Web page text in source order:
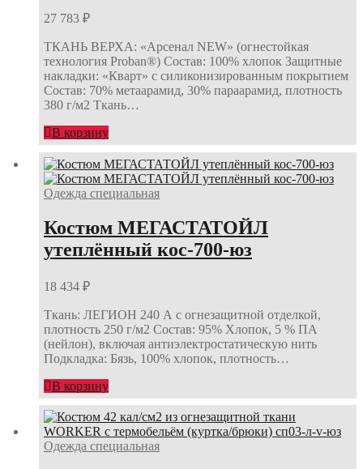
27 783 ₽
ТКАНЬ ВЕРХА: «Арсенал NEW» (огнестойкая
технология Proban®) Состав: 100% хлопок Защитные
накладки: «Кварт» с силиконизированным покрытием
Состав: 70% метаарамид, 30% параарамид, плотность
380 г/м2 Ткань…
В корзину
Одежда специальная
Костюм МЕГАСТАТОЙЛ
утеплённый кос-700-юз
18 434 ₽
Ткань: ЛЕГИОН 240 А с огнезащитной отделкой,
плотность 250 г/м2 Состав: 95% Хлопок, 5 % ПА
(нейлон), включая антиэлектростатическую нить
Подкладка: Бязь, 100% хлопок, плотность…
В корзину
Одежда специальная